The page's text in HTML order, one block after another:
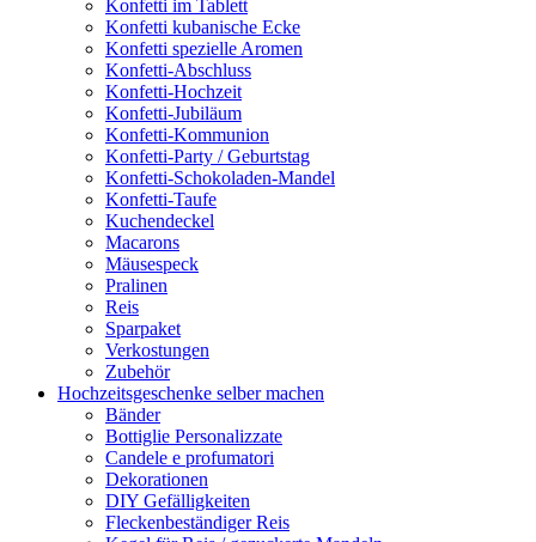
Konfetti im Tablett
Konfetti kubanische Ecke
Konfetti spezielle Aromen
Konfetti-Abschluss
Konfetti-Hochzeit
Konfetti-Jubiläum
Konfetti-Kommunion
Konfetti-Party / Geburtstag
Konfetti-Schokoladen-Mandel
Konfetti-Taufe
Kuchendeckel
Macarons
Mäusespeck
Pralinen
Reis
Sparpaket
Verkostungen
Zubehör
Hochzeitsgeschenke selber machen
Bänder
Bottiglie Personalizzate
Candele e profumatori
Dekorationen
DIY Gefälligkeiten
Fleckenbeständiger Reis